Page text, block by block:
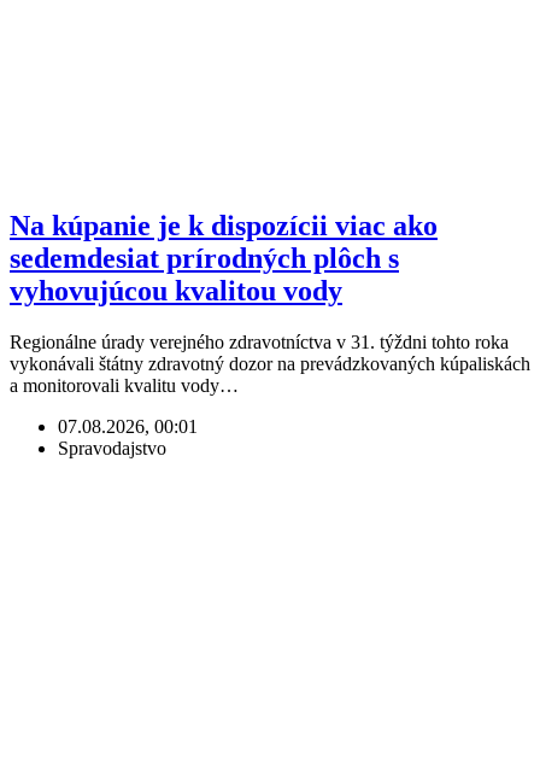
Na kúpanie je k dispozícii viac ako
sedemdesiat prírodných plôch s
vyhovujúcou kvalitou vody
Regionálne úrady verejného zdravotníctva v 31. týždni tohto roka
vykonávali štátny zdravotný dozor na prevádzkovaných kúpaliskách
a monitorovali kvalitu vody…
07.08.2026, 00:01
Spravodajstvo